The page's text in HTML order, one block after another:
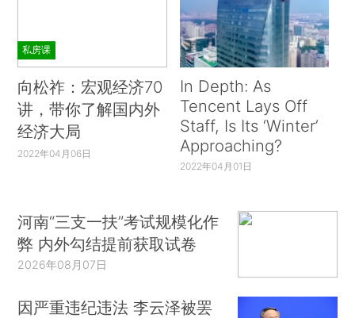
私房课
向松祚：宏观经济70
讲，带你了解国内外
经济大局
2022年04月06日
In Depth: As
Tencent Lays Off
Staff, Is Its ‘Winter’
Approaching?
2022年04月01日
河南“三支一扶”考试规模化作
弊 内外勾结提前获取试卷
2026年08月07日
因严重违纪违法 李云泽被罢